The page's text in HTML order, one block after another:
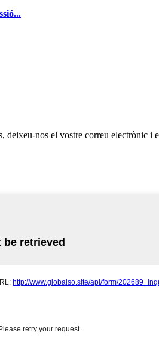
deixeu-nos el vostre correu electrònic